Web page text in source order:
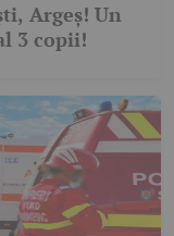
Argeș! Un
3 copii!